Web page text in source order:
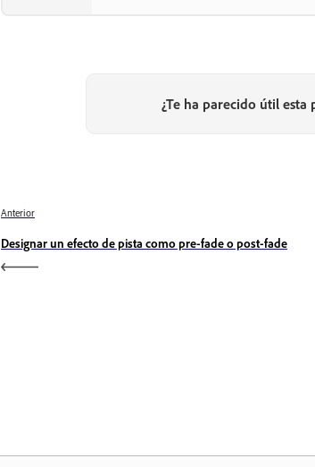
¿Te ha parecido útil esta
Anterior
Designar un efecto de pista como pre-fade o post-fade